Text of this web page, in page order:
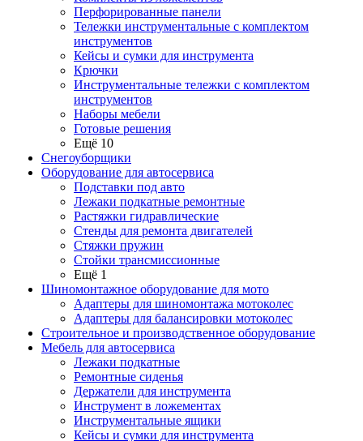
Перфорированные панели
Тележки инструментальные с комплектом
инструментов
Кейсы и сумки для инструмента
Крючки
Инструментальные тележки с комплектом
инструментов
Наборы мебели
Готовые решения
Ещё 10
Снегоуборщики
Оборудование для автосервиса
Подставки под авто
Лежаки подкатные ремонтные
Растяжки гидравлические
Стенды для ремонта двигателей
Стяжки пружин
Стойки трансмиссионные
Ещё 1
Шиномонтажное оборудование для мото
Адаптеры для шиномонтажа мотоколес
Адаптеры для балансировки мотоколес
Строительное и производственное оборудование
Мебель для автосервиса
Лежаки подкатные
Ремонтные сиденья
Держатели для инструмента
Инструмент в ложементах
Инструментальные ящики
Кейсы и сумки для инструмента